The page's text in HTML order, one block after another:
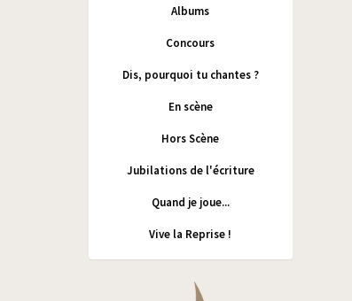
Albums
Concours
Dis, pourquoi tu chantes ?
En scène
Hors Scène
Jubilations de l'écriture
Quand je joue...
Vive la Reprise !